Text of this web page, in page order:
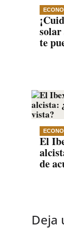
solar
te
El
de
Deja